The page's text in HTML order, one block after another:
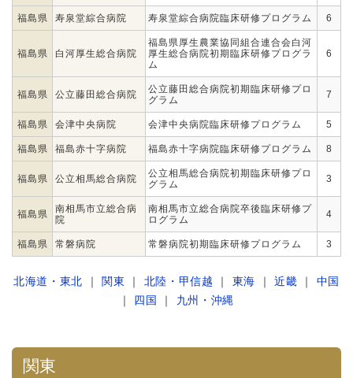
福島県 寿泉堂綜合病院 寿泉堂綜合病院臨床研修プログラム 6
福島県 白河厚生総合病院
福島県厚生農業協同組合連合会白河
厚生総合病院初期臨床研修プログラ
ム
6
福島県 公立藤田総合病院
公立藤田総合病院初期臨床研修プロ
グラム
7
福島県 会津中央病院 会津中央病院臨床研修プログラム 5
福島県 福島赤十字病院 福島赤十字病院臨床研修プログラム 8
福島県 公立相馬総合病院
公立相馬総合病院初期臨床研修プロ
グラム
3
福島県
南相馬市立総合病
院
南相馬市立総合病院卒後臨床研修プ
ログラム
4
福島県 常磐病院 常磐病院初期臨床研修プログラム 3
北海道・東北 ｜ 関東 ｜ 北陸・甲信越 ｜ 東海 ｜近畿 ｜ 中国
｜ 四国 ｜ 九州・沖縄
関東